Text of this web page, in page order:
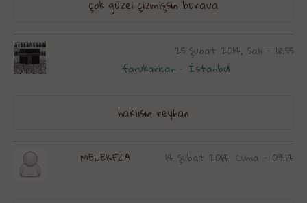
çok güzel çizmişsin burava
25 Şubat 2014, Salı - 18:55
farukarican - İstanbul
haklısın reyhan
14 Şubat 2014, Cuma - 09:14
MELEKFZA